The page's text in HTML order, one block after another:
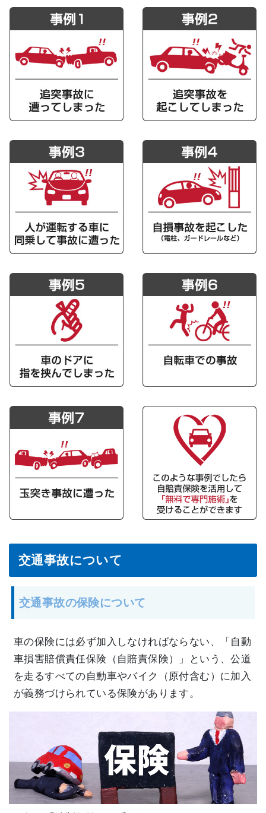
交通事故について
交通事故の保険について
車の保険には必ず加入しなければならない、「自動
車損害賠償責任保険（自賠責保険）」という、公道
を走るすべての自動車やバイク（原付含む）に加入
が義務づけられている保険があります。